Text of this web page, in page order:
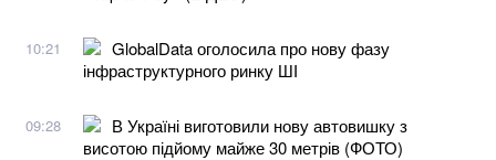
10:21
GlobalData оголосила про нову фазу
інфраструктурного ринку ШІ
09:28
В Україні виготовили нову автовишку з
висотою підйому майже 30 метрів (ФОТО)